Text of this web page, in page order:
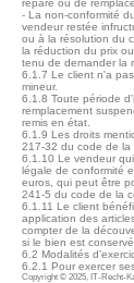
réparé ou de
- La non-conformité
vendeur restée
ou à la résolution du
la réduction du prix
tenu de demander la
6.1.7 Le client n'a
mineur.
6.1.8 Toute période
remplacement
remis en état.
6.1.9 Les droits
217-32 du code de la
6.1.10 Le vendeur
légale de conformité
euros, qui peut être
241-5 du code de la
6.1.11 Le client
application des
compter de la
si le bien est
6.2 Modalités
6.2.1 Pour exercer
Copyright © 2025, IT-Recht-